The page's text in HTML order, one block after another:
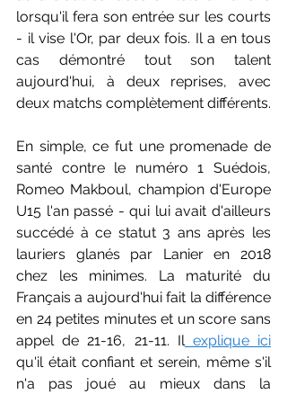
lorsqu'il fera son entrée sur les courts
- il vise l'Or, par deux fois. Il a en tous
cas démontré tout son talent
aujourd'hui, à deux reprises, avec
deux matchs complètement différents.
En simple, ce fut une promenade de
santé contre le numéro 1 Suédois,
Romeo Makboul, champion d'Europe
U15 l'an passé - qui lui avait d'ailleurs
succédé à ce statut 3 ans après les
lauriers glanés par Lanier en 2018
chez les minimes. La maturité du
Français a aujourd'hui fait la différence
en 24 petites minutes et un score sans
appel de 21-16, 21-11. Il explique ici
qu'il était confiant et serein, même s'il
n'a pas joué au mieux dans la